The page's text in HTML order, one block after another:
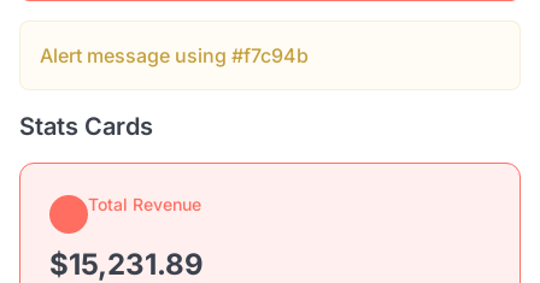
Alert message using #f7c94b
Stats Cards
Total Revenue
$15,231.89